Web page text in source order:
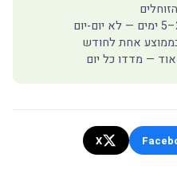
אחת לחודש
— מדדו כל יום
X